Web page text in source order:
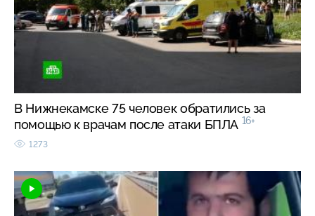
В Нижнекамске 75 человек обратились за
помощью к врачам после атаки БПЛА 16+
1273